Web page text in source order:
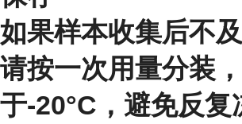
如果样本收集后不
请按一次用量分装
于-20°C，避免反复